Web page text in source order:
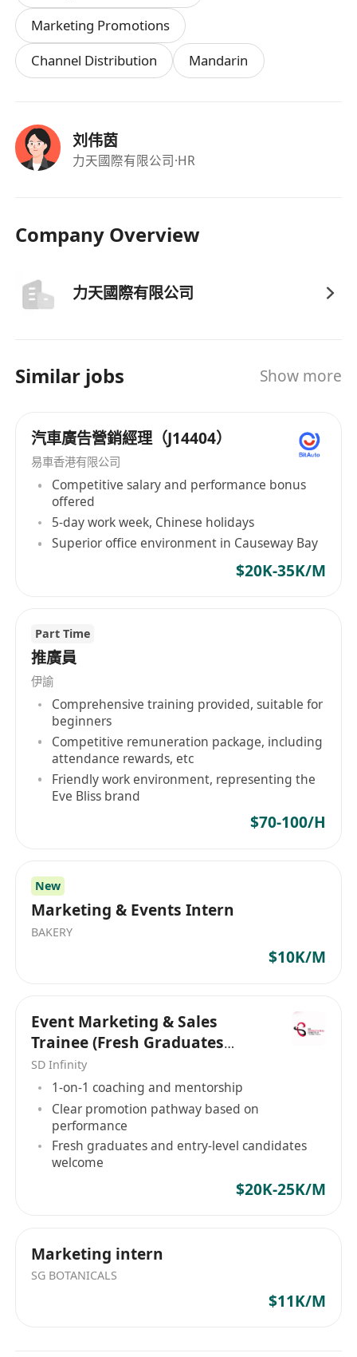
Marketing Promotions
Channel Distribution
Mandarin
刘伟茵
力天國際有限公司·HR
Company Overview
力天國際有限公司
Similar jobs Show more
汽車廣告營銷經理（J14404）
易車香港有限公司
Competitive salary and performance bonus
offered
5-day work week, Chinese holidays
Superior office environment in Causeway Bay
$20K-35K/M
Part Time
推廣員
伊諭
Comprehensive training provided, suitable for
beginners
Competitive remuneration package, including
attendance rewards, etc
Friendly work environment, representing the
Eve Bliss brand
$70-100/H
New
Marketing & Events Intern
BAKERY
$10K/M
Event Marketing & Sales
Trainee (Fresh Graduates
Welcome!)
SD Infinity
1-on-1 coaching and mentorship
Clear promotion pathway based on
performance
Fresh graduates and entry-level candidates
welcome
$20K-25K/M
Marketing intern
SG BOTANICALS
$11K/M